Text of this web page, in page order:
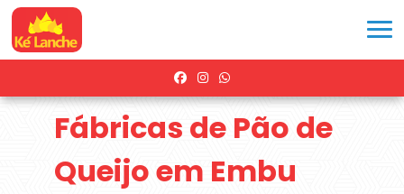
Fábricas de Pão de
Queijo em Embu